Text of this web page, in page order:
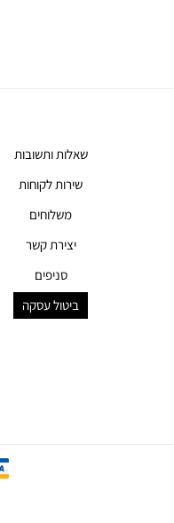
שאלות ותשובות
שירות לקוחות
משלוחים
יצירת קשר
סניפים
ביטול עסקה